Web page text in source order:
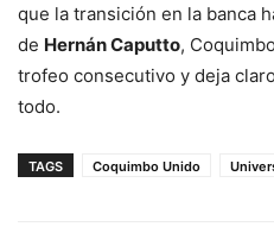
que la transición en la banca
de Hernán Caputto,
trofeo consecutivo y deja
todo.
TAGS Coquimbo Unido